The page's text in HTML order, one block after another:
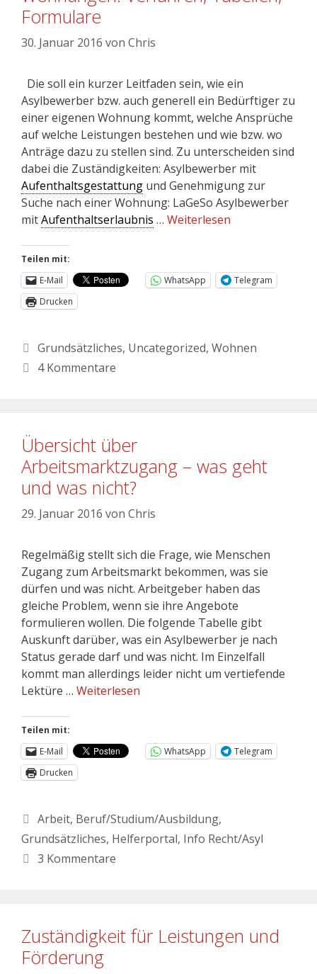
Formulare
30. Januar 2016 von Chris
Die soll ein kurzer Leitfaden sein, wie ein
Asylbewerber bzw. auch generell ein Bedürftiger zu
einer eigenen Wohnung kommt, welche Ansprüche
auf welche Leistungen bestehen und wie bzw. wo
Anträge dazu zu stellen sind. Zu unterscheiden sind
dabei die Zuständigkeiten: Asylbewerber mit
Aufenthaltsgestattung und Genehmigung zur
Suche nach einer Wohnung: LaGeSo Asylbewerber
mitAufenthaltserlaubnis … Weiterlesen
Teilen mit:
E-Mail
WhatsApp
Telegram
Drucken
Grundsätzliches, Uncategorized, Wohnen
4 Kommentare
Übersicht über
Arbeitsmarktzugang – was geht
und was nicht?
29. Januar 2016 von Chris
Regelmäßig stellt sich die Frage, wie Menschen
Zugang zum Arbeitsmarkt bekommen, was sie
dürfen und was nicht. Arbeitgeber haben das
gleiche Problem, wenn sie ihre Angebote
formulieren wollen. Die folgende Tabelle gibt
Auskunft darüber, was ein Asylbewerber je nach
Status gerade darf und was nicht. Im Einzelfall
kommt man allerdings leider nicht um vertiefende
Lektüre … Weiterlesen
Teilen mit:
E-Mail
WhatsApp
Telegram
Drucken
Arbeit, Beruf/Studium/Ausbildung,
Grundsätzliches, Helferportal, Info Recht/Asyl
3 Kommentare
Zuständigkeit für Leistungen und
Förderung